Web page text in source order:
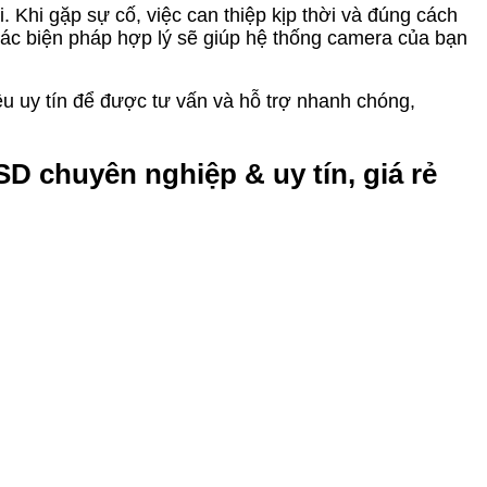
Khi gặp sự cố, việc can thiệp kịp thời và đúng cách
biện pháp hợp lý sẽ giúp hệ thống camera của bạn
uy tín để được tư vấn và hỗ trợ nhanh chóng,
chuyên nghiệp & uy tín, giá rẻ